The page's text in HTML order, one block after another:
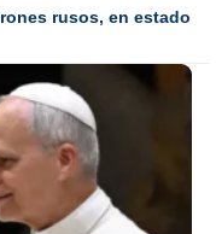
rusos, en estado